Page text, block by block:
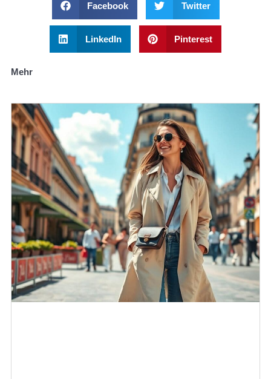
Facebook Twitter
LinkedIn Pinterest
Mehr